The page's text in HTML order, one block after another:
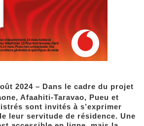
2024 – Dans le cadre du projet
Afaahiti-Taravao, Pueu et
sont invités à s’exprimer
leur servitude de résidence. Une